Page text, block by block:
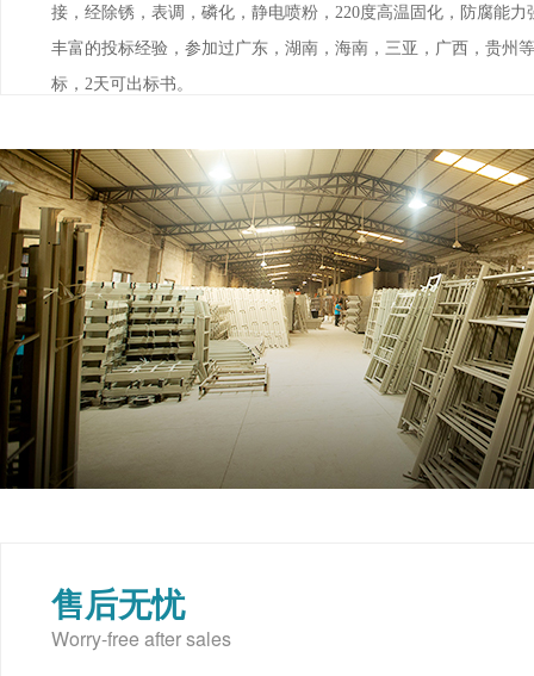
接，经除锈，表调，磷化，静电喷粉，220度高温固化，防腐能力
丰富的投标经验，参加过广东，湖南，海南，三亚，广西，贵州
标，2天可出标书。
售后无忧
Worry-free after sales